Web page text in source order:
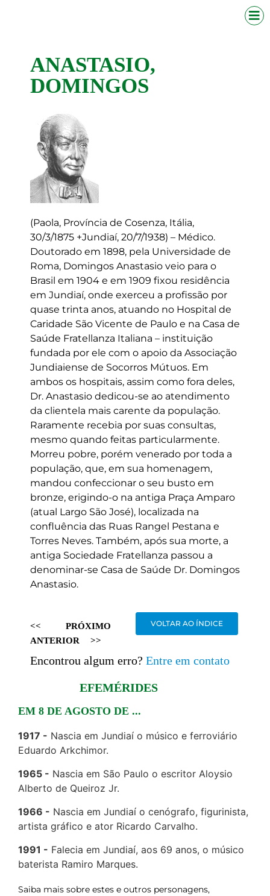
ANASTASIO,
DOMINGOS
(Paola, Província de Cosenza, Itália,
30/3/1875 +Jundiaí, 20/7/1938) – Médico.
Doutorado em 1898, pela Universidade de
Roma, Domingos Anastasio veio para o
Brasil em 1904 e em 1909 fixou residência
em Jundiaí, onde exerceu a profissão por
quase trinta anos, atuando no Hospital de
Caridade São Vicente de Paulo e na Casa de
Saúde Fratellanza Italiana – instituição
fundada por ele com o apoio da Associação
Jundiaiense de Socorros Mútuos. Em
ambos os hospitais, assim como fora deles,
Dr. Anastasio dedicou-se ao atendimento
da clientela mais carente da população.
Raramente recebia por suas consultas,
mesmo quando feitas particularmente.
Morreu pobre, porém venerado por toda a
população, que, em sua homenagem,
mandou confeccionar o seu busto em
bronze, erigindo-o na antiga Praça Amparo
(atual Largo São José), localizada na
confluência das Ruas Rangel Pestana e
Torres Neves. Também, após sua morte, a
antiga Sociedade Fratellanza passou a
denominar-se Casa de Saúde Dr. Domingos
Anastasio.
<<
ANTERIOR
PRÓXIMO
>>
VOLTAR AO ÍNDICE
Encontrou algum erro? Entre em contato
EFEMÉRIDES
EM 8 DE AGOSTO DE ...
1917
Nascia em Jundiaí o músico e ferroviário
Eduardo Arkchimor.
1965
Nascia em São Paulo o escritor Aloysio
Alberto de Queiroz Jr.
1966
Nascia em Jundiaí o cenógrafo, figurinista,
artista gráfico e ator Ricardo Carvalho.
1991
Falecia em Jundiaí, aos 69 anos, o músico
baterista Ramiro Marques.
Saiba mais sobre estes e outros personagens,